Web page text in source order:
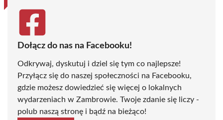
Dołącz do nas na Facebooku!
Odkrywaj, dyskutuj i dziel się tym co najlepsze!
Przyłącz się do naszej społeczności na Facebooku,
gdzie możesz dowiedzieć się więcej o lokalnych
wydarzeniach w Zambrowie. Twoje zdanie się liczy -
polub naszą stronę i bądź na bieżąco!